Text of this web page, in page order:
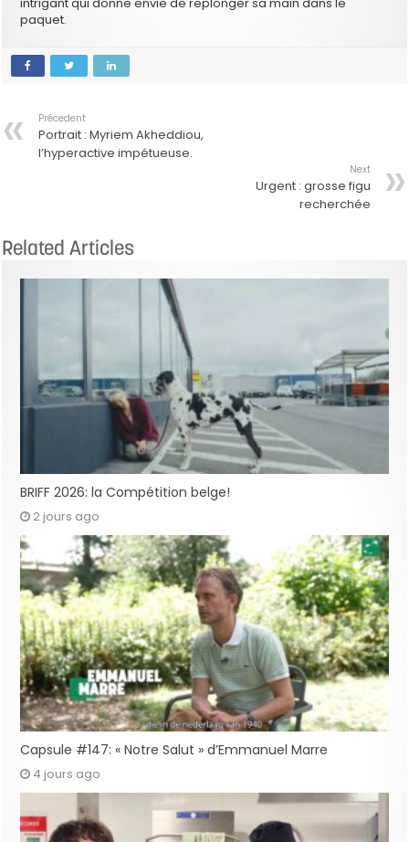
paquet.
Précedent
Portrait : Myriem Akheddiou,
l’hyperactive impétueuse.
Next
Urgent : grosse figu
recherchée
Related Articles
BRIFF 2026: la Compétition belge!
2 jours ago
Capsule #147: « Notre Salut » d’Emmanuel Marre
4 jours ago